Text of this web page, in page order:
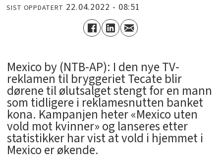
SIST OPPDATERT 22.04.2022 - 08:51
Mexico by (NTB-AP): I den nye TV-
reklamen til bryggeriet Tecate blir
dørene til ølutsalget stengt for en mann
som tidligere i reklamesnutten banket
kona. Kampanjen heter «Mexico uten
vold mot kvinner» og lanseres etter
statistikker har vist at vold i hjemmet i
Mexico er økende.